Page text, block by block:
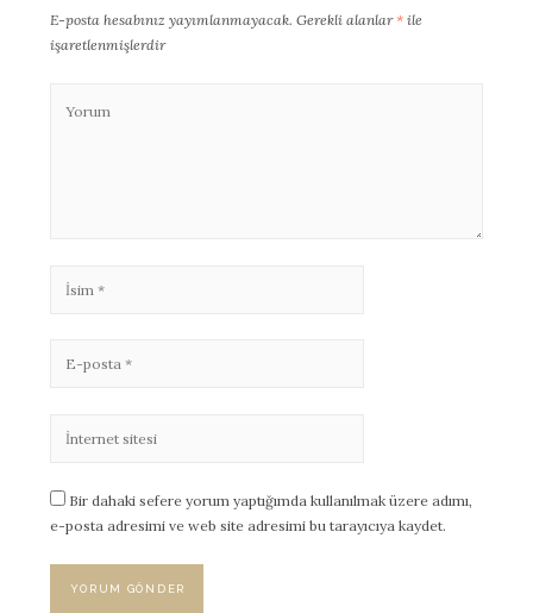
E-posta hesabınız yayımlanmayacak. Gerekli alanlar* ile
işaretlenmişlerdir
Bir dahaki sefere yorum yaptığımda kullanılmak üzere adımı,
e-posta adresimi ve web site adresimi bu tarayıcıya kaydet.